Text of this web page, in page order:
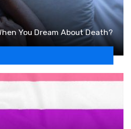
You Dream About Death?